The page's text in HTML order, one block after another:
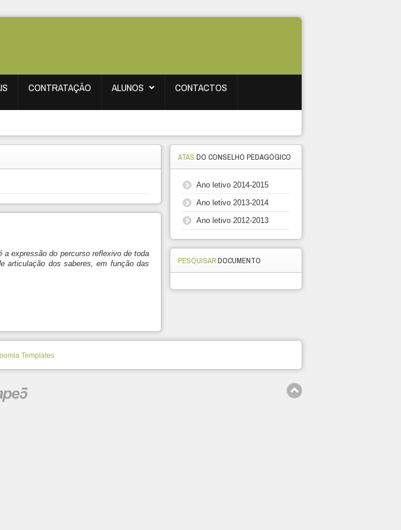
CONTRATAÇÃO ALUNOS CONTACTOS
expressão do percurso reflexivo de toda
articulação dos saberes, em função das
ATAS DO CONSELHO PEDAGÓGICO
Ano letivo 2014-2015
Ano letivo 2013-2014
Ano letivo 2012-2013
PESQUISARDOCUMENTO
Templates